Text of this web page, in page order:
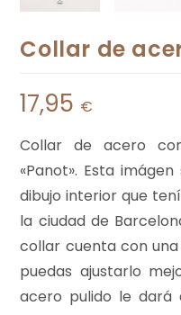
Collar de
17,95 €
Collar de acero
«Panot». Esta
dibujo interior que
la ciudad de
collar cuenta con
puedas ajustarlo
acero pulido le dará